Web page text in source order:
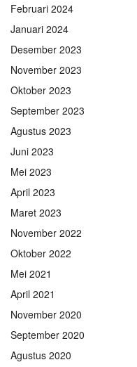
Februari 2024
Januari 2024
Desember 2023
November 2023
Oktober 2023
September 2023
Agustus 2023
Juni 2023
Mei 2023
April 2023
Maret 2023
November 2022
Oktober 2022
Mei 2021
April 2021
November 2020
September 2020
Agustus 2020